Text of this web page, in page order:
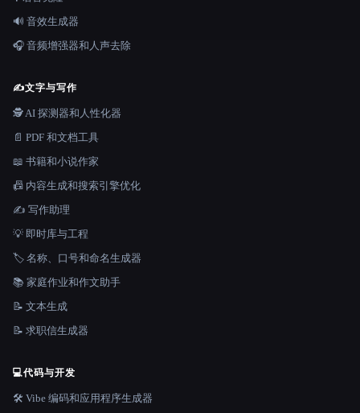
🔊 音效生成器
🎧 音频增强器和人声去除
✍️文字与写作
🕵️ AI 探测器和人性化器
📄 PDF 和文档工具
📖 书籍和小说作家
📠 内容生成和搜索引擎优化
✍️ 写作助理
💡 即时库与工程
🏷️ 名称、口号和命名生成器
📚 家庭作业和作文助手
📝 文本生成
📝 求职信生成器
💻代码与开发
🛠️ Vibe 编码和应用程序生成器